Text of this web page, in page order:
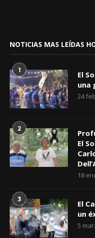
NOTICIAS MAS LEÍDAS
1
El
una
24
2
El
18
3
El
un
5